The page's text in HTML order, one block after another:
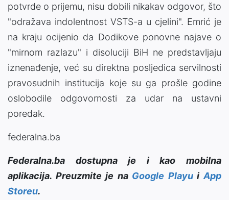
potvrde o prijemu, nisu dobili nikakav odgovor, što
"odražava indolentnost VSTS-a u cjelini". Emrić je
na kraju ocijenio da Dodikove ponovne najave o
"mirnom razlazu" i disoluciji BiH ne predstavljaju
iznenađenje, već su direktna posljedica servilnosti
pravosudnih institucija koje su ga prošle godine
oslobodile odgovornosti za udar na ustavni
poredak.
federalna.ba
Federalna.ba dostupna je i kao mobilna
aplikacija. Preuzmite je na Google PlayuiApp
Storeu.